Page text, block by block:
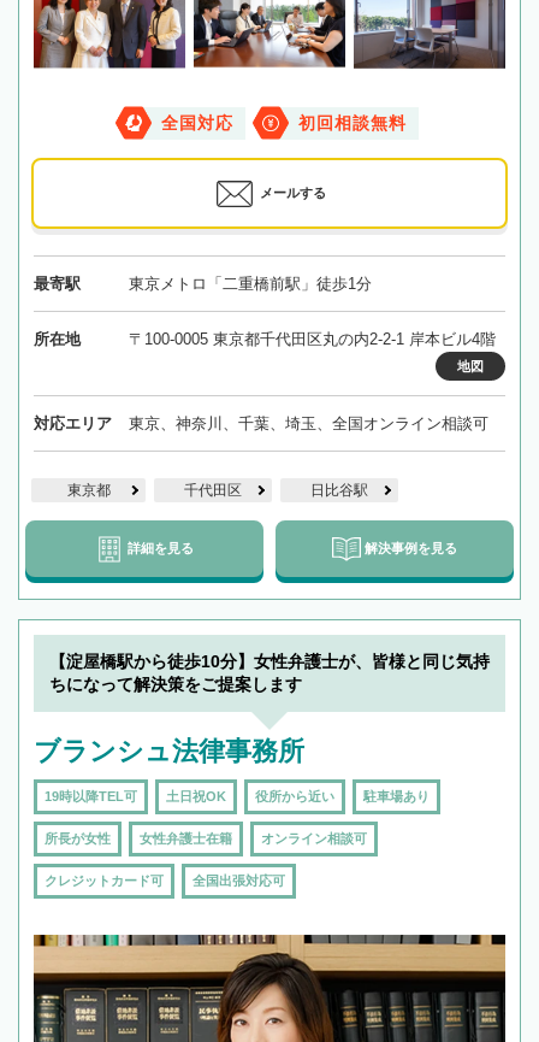
全国対応 初回相談無料
メールする
最寄駅 東京メトロ「二重橋前駅」徒歩1分
所在地 〒100-0005 東京都千代田区丸の内2-2-1 岸本ビル4階
地図
対応エリア 東京、神奈川、千葉、埼玉、全国オンライン相談可
東京都 千代田区 日比谷駅
詳細を見る 解決事例を見る
【淀屋橋駅から徒歩10分】女性弁護士が、皆様と同じ気持
ちになって解決策をご提案します
ブランシュ法律事務所
19時以降TEL可 土日祝OK 役所から近い 駐車場あり
所長が女性 女性弁護士在籍 オンライン相談可
クレジットカード可 全国出張対応可